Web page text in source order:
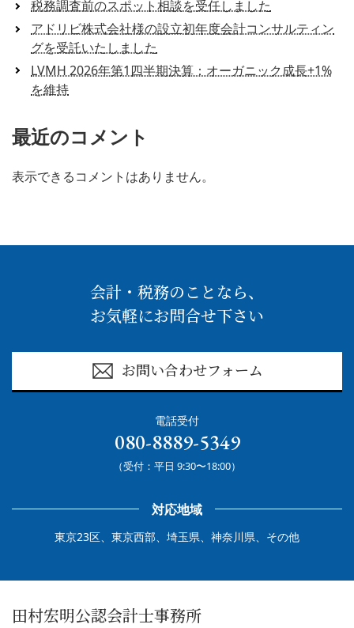
税務調査前のスポット相談を受任しました
アドリビ株式会社様の設立初年度会計コンサルティン
グを受託いたしました
LVMH 2026年第1四半期決算：オーガニック成長+1%
を維持
最近のコメント
表示できるコメントはありません。
会計・税務のことなら、
お気軽にお問合せ下さい
お問い合わせフォーム
電話受付
080-8889-5349
（受付：平日 9:30〜18:00）
対応地域
東京23区、東京西部、埼玉県、神奈川県、その他
田村宏明公認会計士事務所